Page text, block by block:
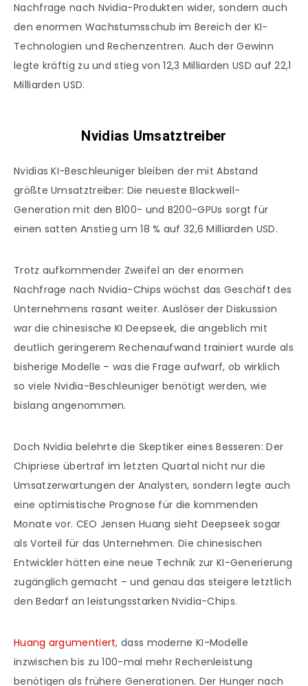
Nachfrage nach Nvidia-Produkten wider, sondern auch
den enormen Wachstumsschub im Bereich der KI-
Technologien und Rechenzentren. Auch der Gewinn
legte kräftig zu und stieg von 12,3 Milliarden USD auf 22,1
Milliarden USD.
Nvidias Umsatztreiber
Nvidias KI-Beschleuniger bleiben der mit Abstand
größte Umsatztreiber: Die neueste Blackwell-
Generation mit den B100- und B200-GPUs sorgt für
einen satten Anstieg um 18 % auf 32,6 Milliarden USD.
Trotz aufkommender Zweifel an der enormen
Nachfrage nach Nvidia-Chips wächst das Geschäft des
Unternehmens rasant weiter. Auslöser der Diskussion
war die chinesische KI Deepseek, die angeblich mit
deutlich geringerem Rechenaufwand trainiert wurde als
bisherige Modelle – was die Frage aufwarf, ob wirklich
so viele Nvidia-Beschleuniger benötigt werden, wie
bislang angenommen.
Doch Nvidia belehrte die Skeptiker eines Besseren: Der
Chipriese übertraf im letzten Quartal nicht nur die
Umsatzerwartungen der Analysten, sondern legte auch
eine optimistische Prognose für die kommenden
Monate vor. CEO Jensen Huang sieht Deepseek sogar
als Vorteil für das Unternehmen. Die chinesischen
Entwickler hätten eine neue Technik zur KI-Generierung
zugänglich gemacht – und genau das steigere letztlich
den Bedarf an leistungsstarken Nvidia-Chips.
Huang argumentiert, dass moderne KI-Modelle
inzwischen bis zu 100-mal mehr Rechenleistung
benötigen als frühere Generationen. Der Hunger nach